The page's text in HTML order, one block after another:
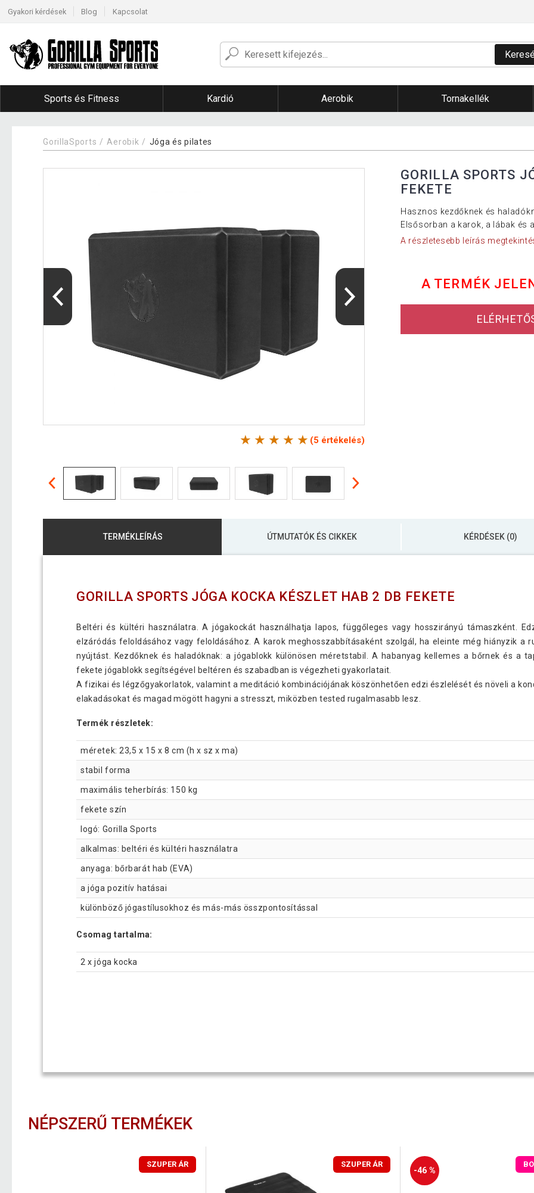
Gyakori kérdések Blog Kapcsolat
Sports és Fitness Kardió Aerobik Tornakellék
GorillaSports Aerobik Jóga és pilates
(5 értékelés)
GORILLA SPORTS
FEKETE
Hasznos kezdőknek és
Elsősorban a karok, a lábak és
A részletesebb leírás
A TERMÉK
TERMÉKLEÍRÁS ÚTMUTATÓK ÉS CIKKEK KÉRDÉSEK (0)
GORILLA SPORTS JÓGA KOCKA KÉSZLET HAB 2 DB FEKETE
Beltéri és kültéri használatra. A jógakockát használhatja lapos, függőleges vagy hosszirányú támaszként.
elzáródás feloldásához vagy feloldásához. A karok meghosszabbításaként szolgál, ha eleinte még hiányzik a
nyújtást. Kezdőknek és haladóknak: a jógablokk különösen méretstabil. A habanyag kellemes a bőrnek és a
fekete jógablokk segítségével beltéren és szabadban is végezheti gyakorlatait.
A fizikai és légzőgyakorlatok, valamint a meditáció kombinációjának köszönhetően edzi észlelését és növeli a
elakadásokat és magad mögött hagyni a stresszt, miközben tested rugalmasabb lesz.
Termék részletek:
méretek: 23,5 x 15 x 8 cm (h x sz x ma)
stabil forma
maximális teherbírás: 150 kg
fekete szín
logó: Gorilla Sports
alkalmas: beltéri és kültéri használatra
anyaga: bőrbarát hab (EVA)
a jóga pozitív hatásai
különböző jógastílusokhoz és más-más összpontosítással
Csomag tartalma:
2 x jóga kocka
NÉPSZERŰ TERMÉKEK
SZUPER ÁR SZUPER ÁR
-46 %